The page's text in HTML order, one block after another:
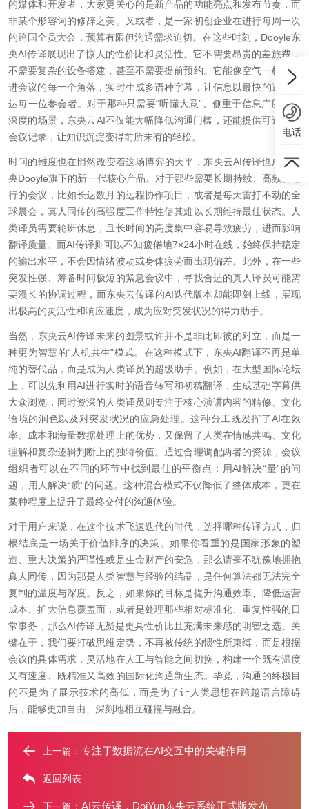
的媒体和开发者，大家更关心的是新产品的功能亮点和发布节奏，而
非某个形容词的修辞之美。又或者，是一家初创企业在进行每周一次
的跨国全员大会，预算有限但沟通需求迫切。在这些时刻，Dooyle东
央AI传译展现出了惊人的性价比和灵活性。它不需要昂贵的差旅费，
不需要复杂的设备搭建，甚至不需要提前预约。它能像空气一样渗透
进会议的每一个角落，实时生成多语种字幕，让信息以最快的速度触
达每一位参会者。对于那种只需要“听懂大意”、侧重于信息广度而非
深度的场景，东央云AI不仅能大幅降低沟通门槛，还能提供可追溯的
会议记录，让知识沉淀变得前所未有的轻松。
时间的维度也在悄然改变着这场博弈的天平，东央云AI传译也成为东
央Dooyle旗下的新一代核心产品。对于那些需要长期持续、高频次进
行的会议，比如长达数月的远程协作项目，或者是每天雷打不动的全
球晨会，真人同传的高强度工作特性使其难以长期维持最佳状态。人
类译员需要轮班休息，且长时间的高度集中容易导致疲劳，进而影响
翻译质量。而AI传译则可以不知疲倦地7×24小时在线，始终保持稳定
的输出水平，不会因情绪波动或身体疲劳而出现偏差。此外，在一些
突发性强、筹备时间极短的紧急会议中，寻找合适的真人译员可能需
要漫长的协调过程，而东央云传译的AI迭代版本却能即刻上线，展现
出极高的灵活性和响应速度，成为应对突发状况的得力助手。
当然，东央云AI传译未来的图景或许并不是非此即彼的对立，而是一
种更为智慧的“人机共生”模式。在这种模式下，东央AI翻译不再是单
纯的替代品，而是成为人类译员的超级助手。例如，在大型国际论坛
上，可以先利用AI进行实时的语音转写和初稿翻译，生成基础字幕供
大众浏览，同时资深的人类译员则专注于核心演讲内容的精修、文化
语境的润色以及对突发状况的应急处理。这种分工既发挥了AI在效
率、成本和海量数据处理上的优势，又保留了人类在情感共鸣、文化
理解和复杂逻辑判断上的独特价值。通过合理调配两者的资源，会议
组织者可以在不同的环节中找到最佳的平衡点：用AI解决“量”的问
题，用人解决“质”的问题。这种混合模式不仅降低了整体成本，更在
某种程度上提升了最终交付的沟通体验。
对于用户来说，在这个技术飞速迭代的时代，选择哪种传译方式，归
根结底是一场关于价值排序的决策。如果你看重的是国家形象的塑
造、重大决策的严谨性或是生命财产的安危，那么请毫不犹豫地拥抱
真人同传，因为那是人类智慧与经验的结晶，是任何算法都无法完全
复制的温度与深度。反之，如果你的目标是提升沟通效率、降低运营
成本、扩大信息覆盖面，或者是处理那些相对标准化、重复性强的日
常事务，那么AI传译无疑是更具性价比且充满未来感的明智之选。关
键在于，我们要打破思维定势，不再被传统的惯性所束缚，而是根据
会议的具体需求，灵活地在人工与智能之间切换，构建一个既有温度
又有速度、既精准又高效的国际化沟通新生态。毕竟，沟通的终极目
的不是为了展示技术的高低，而是为了让人类思想在跨越语言障碍
后，能够更加自由、深刻地相互碰撞与融合。
上一篇： 专注于数据流在AI交互中的关键作用
返回列表
下一篇： AI云传译，DoiYun东央云系统正式版发布
电话